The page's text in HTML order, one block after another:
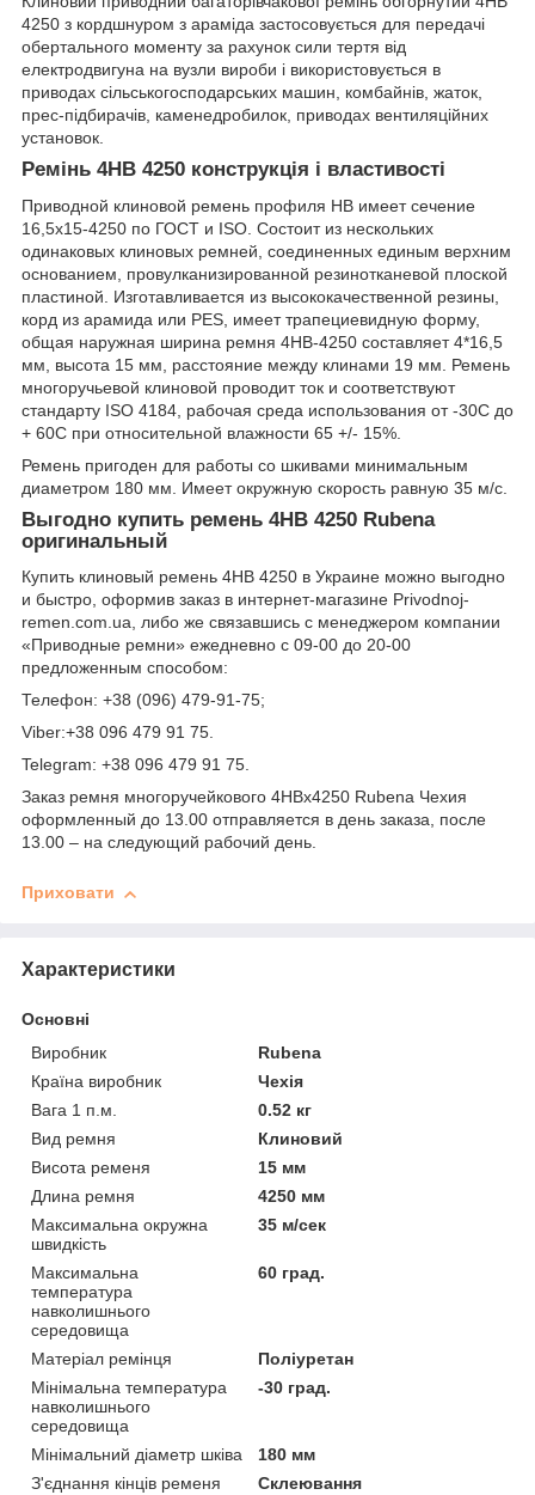
4250 з кордшнуром з араміда застосовується для передачі
обертального моменту за рахунок сили тертя від
електродвигуна на вузли вироби і використовується в
приводах сільськогосподарських машин, комбайнів, жаток,
прес-підбирачів, каменедробилок, приводах вентиляційних
установок.
Ремінь 4НВ 4250 конструкція і властивості
Приводной клиновой ремень профиля HB имеет сечение
16,5x15-4250 по ГОСТ и ISO. Состоит из нескольких
одинаковых клиновых ремней, соединенных единым верхним
основанием, провулканизированной резинотканевой плоской
пластиной. Изготавливается из высококачественной резины,
корд из арамида или PES, имеет трапециевидную форму,
общая наружная ширина ремня 4HB-4250 составляет 4*16,5
мм, высота 15 мм, расстояние между клинами 19 мм. Ремень
многоручьевой клиновой проводит ток и соответствуют
стандарту ISO 4184, рабочая среда использования от -30С до
+ 60С при относительной влажности 65 +/- 15%.
Ремень пригоден для работы со шкивами минимальным
диаметром 180 мм. Имеет окружную скорость равную 35 м/с.
Выгодно купить ремень 4HB 4250 Rubena
оригинальный
Купить клиновый ремень 4НВ 4250 в Украине можно выгодно
и быстро, оформив заказ в интернет-магазине Рrivodnoj-
remen.com.ua, либо же связавшись с менеджером компании
«Приводные ремни» ежедневно с 09-00 до 20-00
предложенным способом:
Телефон: +38 (096) 479-91-75;
Viber:+38 096 479 91 75.
Telegram: +38 096 479 91 75.
Заказ ремня многоручейкового 4HBx4250 Rubena Чехия
оформленный до 13.00 отправляется в день заказа, после
13.00 – на следующий рабочий день.
Приховати
Характеристики
Основні
Виробник
Rubena
Країна виробник
Чехія
Вага 1 п.м.
0.52 кг
Вид ремня
Клиновий
Висота ременя
15 мм
Длина ремня
4250 мм
Максимальна окружна
швидкість
35 м/сек
Максимальна
температура
навколишнього
середовища
60 град.
Матеріал ремінця
Поліуретан
Мінімальна температура
навколишнього
середовища
-30 град.
Мінімальний діаметр шківа
180 мм
З'єднання кінців ременя
Склеювання